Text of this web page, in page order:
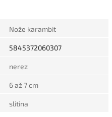
Nože karambit
5845372060307
nerez
6 až 7 cm
slitina